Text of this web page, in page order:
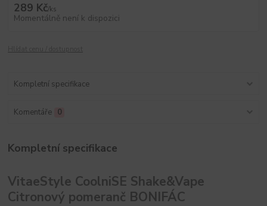
289 Kč/ks
Momentálně není k dispozici
Kompletní specifikace
Komentáře 0
Kompletní specifikace
VitaeStyle CoolniSE Shake&Vape
Citronový pomeranč BONIFÁC